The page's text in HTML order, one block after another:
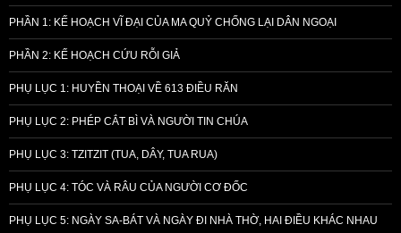
PHẦN 1: KẾ HOẠCH VĨ ĐẠI CỦA MA QUỶ CHỐNG LẠI DÂN NGOẠI
PHẦN 2: KẾ HOẠCH CỨU RỖI GIẢ
PHỤ LỤC 1: HUYỀN THOẠI VỀ 613 ĐIỀU RĂN
PHỤ LỤC 2: PHÉP CẮT BÌ VÀ NGƯỜI TIN CHÚA
PHỤ LỤC 3: TZITZIT (TUA, DÂY, TUA RUA)
PHỤ LỤC 4: TÓC VÀ RÂU CỦA NGƯỜI CƠ ĐỐC
PHỤ LỤC 5: NGÀY SA-BÁT VÀ NGÀY ĐI NHÀ THỜ, HAI ĐIỀU KHÁC NHAU